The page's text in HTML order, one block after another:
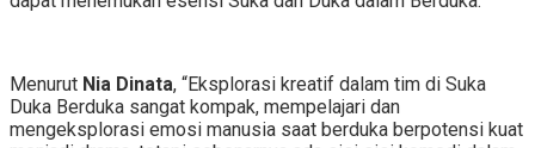
Menurut Nia Dinata, “Eksplorasi kreatif dalam tim di Suka
Duka Berduka sangat kompak, mempelajari dan
mengeksplorasi emosi manusia saat berduka berpotensi kuat